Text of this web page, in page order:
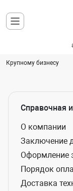
Крупному бизнесу
Справочная
О компании
Заключение
Оформление
Порядок
Доставка